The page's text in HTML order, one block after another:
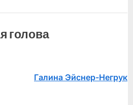
голова
Гaлинa Эйcнeр-Нeгрук